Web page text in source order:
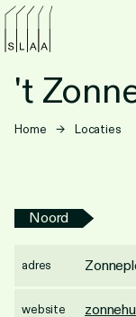
't
Home → Locaties
Noord
adres
website
Agenda
Lezen
Luisteren